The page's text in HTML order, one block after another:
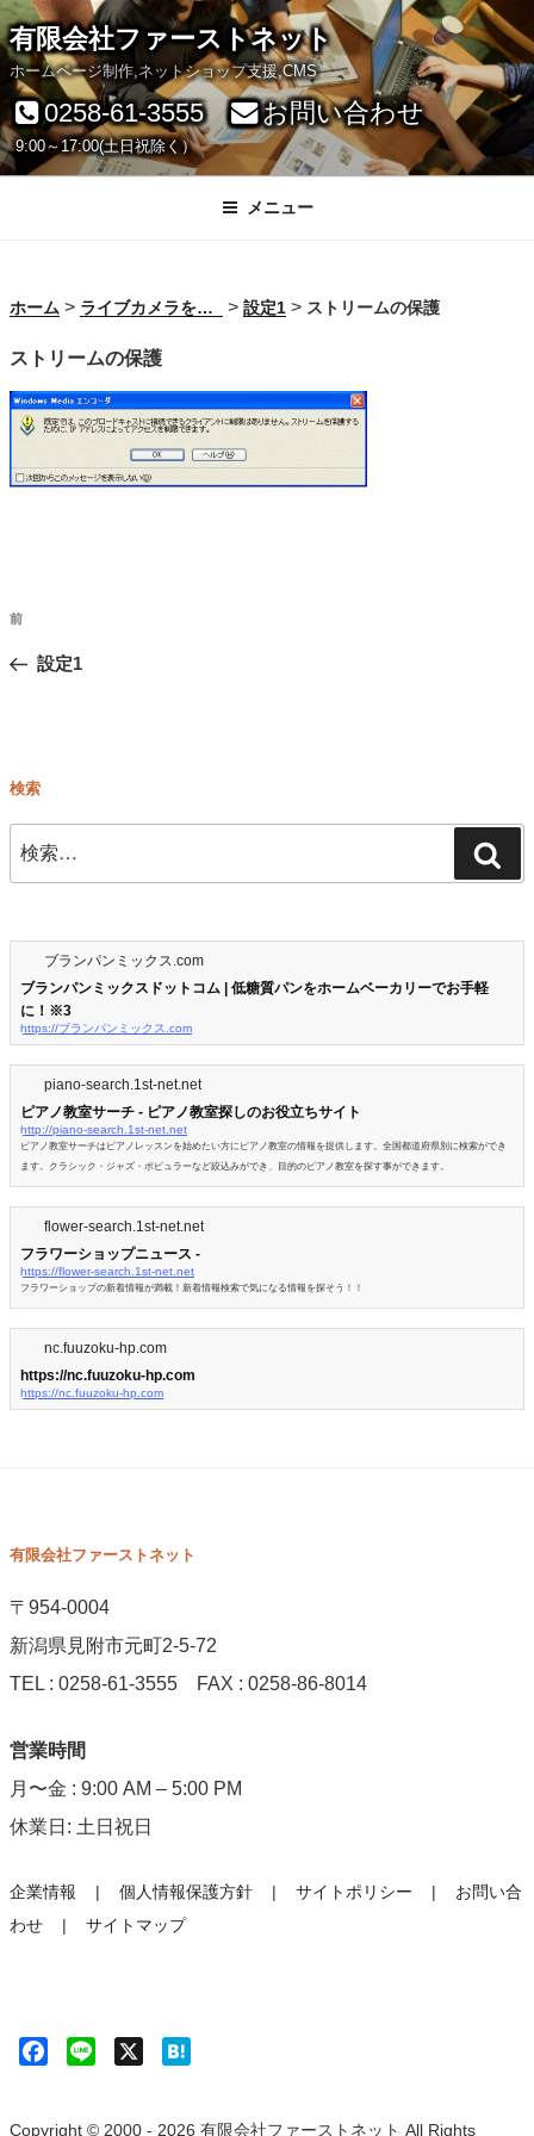
コ
ン
テ
ン
ツ
ッ
プ
有限会社ファーストネット
ホームページ制作,ネットショップ支援,CMS
0258-61-3555
9:00～17:00(土日祝除く）
お問い合わせ
メニュー
ホーム > ライブカメラを始めよう！ > 設定1 > ストリームの保護
ストリームの保護
ナ
シ
ン
前
の
前
設定1
検索
検
索:
ブランパンミックス.com
ブランパンミックスドットコム | 低糖質パンをホームベーカリーでお手軽
に！※3
https://ブランパンミックス.com
piano-search.1st-net.net
ピアノ教室サーチ - ピアノ教室探しのお役立ちサイト
http://piano-search.1st-net.net
ピアノ教室サーチはピアノレッスンを始めたい方にピアノ教室の情報を提供します。全国都道府県別に検索ができ
ます。クラシック・ジャズ・ポピュラーなど絞込みができ、目的のピアノ教室を探す事ができます。
flower-search.1st-net.net
フラワーショップニュース -
https://flower-search.1st-net.net
フラワーショップの新着情報が満載！新着情報検索で気になる情報を探そう！！
nc.fuuzoku-hp.com
https://nc.fuuzoku-hp.com
https://nc.fuuzoku-hp.com
有限会社ファーストネット
〒954-0004
新潟県見附市元町2-5-72
TEL : 0258-61-3555 FAX : 0258-86-8014
営業時間
月〜金 : 9:00 AM – 5:00 PM
休業日: 土日祝日
企業情報 個人情報保護方針 サイトポリシー
お問い合
わせ
サイトマップ
Copyright © 2000 - 2026 有限会社ファーストネット All Rights